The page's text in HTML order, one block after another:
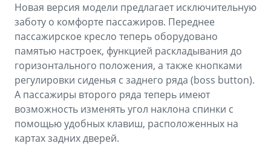
Новая версия модели предлагает исключительную
заботу о комфорте пассажиров. Переднее
пассажирское кресло теперь оборудовано
памятью настроек, функцией раскладывания до
горизонтального положения, а также кнопками
регулировки сиденья с заднего ряда (boss button).
А пассажиры второго ряда теперь имеют
возможность изменять угол наклона спинки с
помощью удобных клавиш, расположенных на
картах задних дверей.